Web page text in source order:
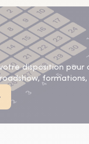
disposition pour
formations,